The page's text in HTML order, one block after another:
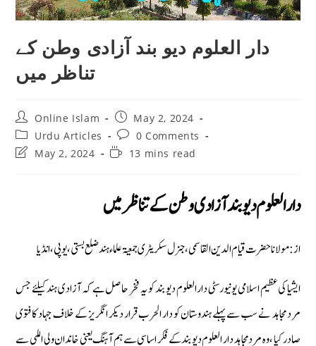
دار العلوم دیو بند آزادی وطن کے
تناظر میں
Post
author:
Online Islam
Post
published:
May 2, 2024
Post
category:
Urdu Articles
Post
comments:
0 Comments
PostMay 2, 2024
Reading13 mins read
دار العلوم دیو بند آزادی وطن کے تناظر میں
از: مولانا حضرت قیام الدین القاسمی، جنرل سکریٹری جمعیۃ علماء ہند ضلع بستی، يوپى، انڈيا
ایشیا کی عظیم اسلامی یونیورسٹی دار العلوم دیو بند کو یہ فخر حاصل ہے کہ آزادی ہند کیلئے جس
مرد مجاہد نے سب سے پہلے ہندوستان کو دار الحرب قرار دیکر انگریز کے خلاف جہاد کا فتوی
صادر کیا ، وہ مرد مجاہد دار العلوم دیو بند کے فکر اساسی سے ہم آہنگ یعنی خاندان ولی اللہی سے